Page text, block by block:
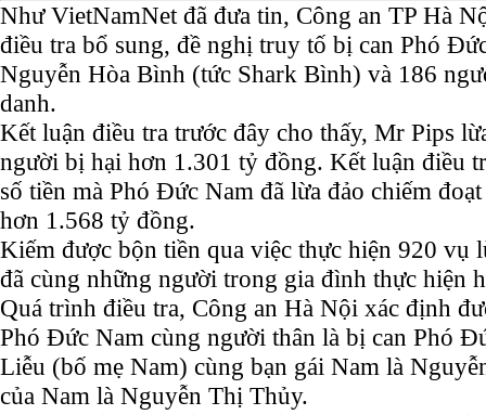
Như VietNamNet đã đưa tin, Công an TP Hà
điều tra bổ sung, đề nghị truy tố bị can Phó
Nguyễn Hòa Bình (tức Shark Bình) và 186
danh.
Kết luận điều tra trước đây cho thấy, Mr Pips
người bị hại hơn 1.301 tỷ đồng. Kết luận điều
số tiền mà Phó Đức Nam đã lừa đảo chiếm
hơn 1.568 tỷ đồng.
Kiếm được bộn tiền qua việc thực hiện 920 vụ
đã cùng những người trong gia đình thực hiện
Quá trình điều tra, Công an Hà Nội xác định
Phó Đức Nam cùng người thân là bị can Phó
Liễu (bố mẹ Nam) cùng bạn gái Nam là
của Nam là Nguyễn Thị Thủy.